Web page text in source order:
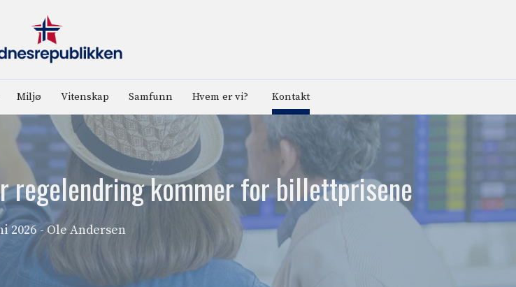
Miljø Vitenskap Samfunn Hvem er vi? Kontakt
regelendring kommer for billettprisene
2026 - Ole Andersen